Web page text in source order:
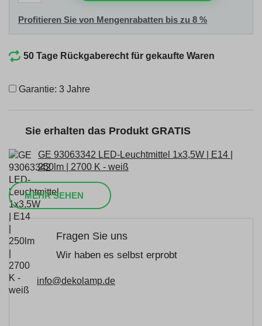
Profitieren Sie von Mengenrabatten bis zu 8 %
50 Tage Rückgaberecht für gekaufte Waren
Garantie: 3 Jahre
Sie erhalten das Produkt GRATIS
GE 93063342 LED-Leuchtmittel 1x3,5W | E14 |
250lm | 2700 K - weiß
MEHR SEHEN
Fragen Sie uns
Wir haben es selbst erprobt
info@dekolamp.de